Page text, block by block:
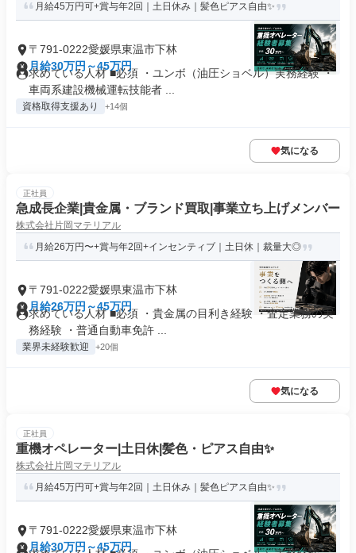
月給45万円可+賞与年2回｜土日休み｜髪色ピアス自由✨
〒791-0222愛媛県東温市下林
月給30万円～45万円
求めている人材 ■必須 ・ユンボ（油圧ショベル）実務経験 ・
車両系建設機械運転技能者 ...
資格取得支援あり +14個
気になる
正社員
急成長企業|貴金属・ブランド買取|事業立ち上げメンバー
株式会社片岡マテリアル
月給26万円〜+賞与年2回+インセンティブ｜土日休｜裁量大◎
〒791-0222愛媛県東温市下林
月給26万円～45万円
求めている人材 ■必須 ・貴金属の目利き経験 ・査定業務の実
務経験 ・普通自動車免許 ...
業界未経験歓迎 +20個
気になる
正社員
重機オペレーター|土日休|髪色・ピアス自由✨
株式会社片岡マテリアル
月給45万円可+賞与年2回｜土日休み｜髪色ピアス自由✨
〒791-0222愛媛県東温市下林
月給30万円～45万円